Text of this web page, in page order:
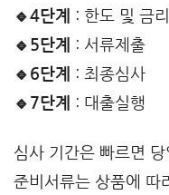
🔹4단계
: 한도 및 금
🔹5단계
: 서류제출
🔹6단계
: 최종심사
🔹7단계
: 대출실행
심사 기간은 빠르면
준비서류는 상품에 따